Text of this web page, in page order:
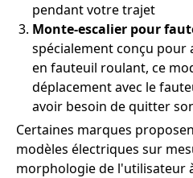
pendant votre trajet
Monte-escalier pour
spécialement conçu
en fauteuil roulant, ce
déplacement avec le
avoir besoin de quitter
Certaines marques
modèles électriques sur
morphologie de l'utilisateur